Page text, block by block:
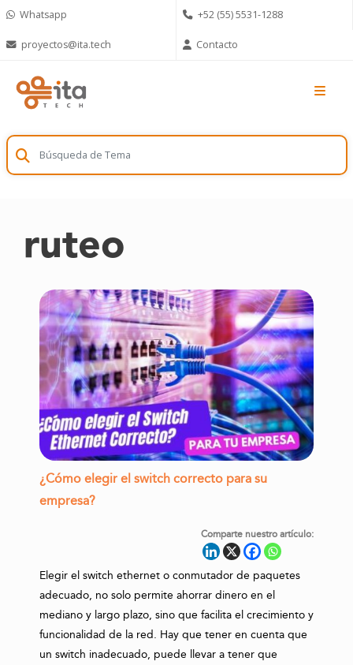
Whatsapp +52 (55) 5531-1288
proyectos@ita.tech Contacto
ruteo
¿Cómo elegir el switch correcto para su
empresa?
Comparte nuestro artículo:
Elegir el switch ethernet o conmutador de paquetes
adecuado, no solo permite ahorrar dinero en el
mediano y largo plazo, sino que facilita el crecimiento y
funcionalidad de la red. Hay que tener en cuenta que
un switch inadecuado, puede llevar a tener que